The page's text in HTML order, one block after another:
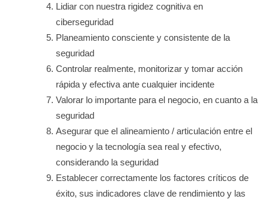
Lidiar con nuestra rigidez cognitiva en
ciberseguridad
Planeamiento consciente y consistente de la
seguridad
Controlar realmente, monitorizar y tomar acción
rápida y efectiva ante cualquier incidente
Valorar lo importante para el negocio, en cuanto a la
seguridad
Asegurar que el alineamiento / articulación entre el
negocio y la tecnología sea real y efectivo,
considerando la seguridad
Establecer correctamente los factores críticos de
éxito, sus indicadores clave de rendimiento y las